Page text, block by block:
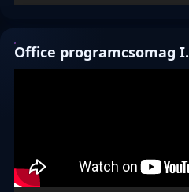
Office programcsomag I.